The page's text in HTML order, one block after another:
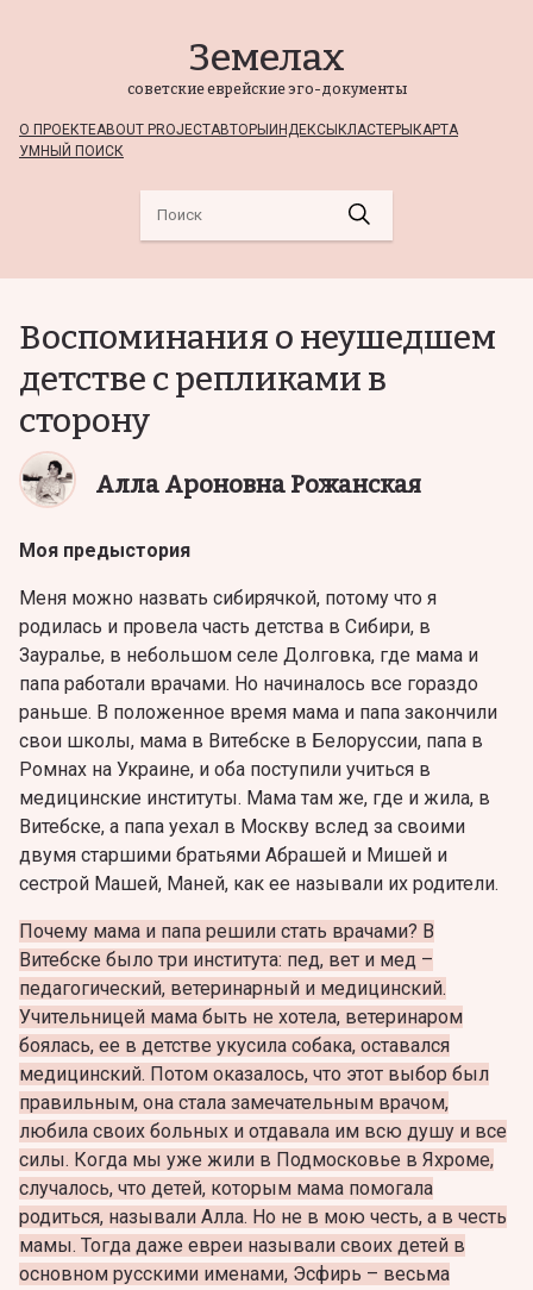
Земелах
советские еврейские эго-документы
О ПРОЕКТЕABOUT PROJECTАВТОРЫ ИНДЕКСЫ КЛАСТЕРЫ КАРТА
УМНЫЙ ПОИСК
Воспоминания о неушедшем
детстве с репликами в
сторону
Алла Ароновна Рожанская
Моя предыстория
Меня можно назвать сибирячкой, потому что я
родилась и провела часть детства в Сибири, в
Зауралье, в небольшом селе Долговка, где мама и
папа работали врачами. Но начиналось все гораздо
раньше. В положенное время мама и папа закончили
свои школы, мама в Витебске в Белоруссии, папа в
Ромнах на Украине, и оба поступили учиться в
медицинские институты. Мама там же, где и жила, в
Витебске, а папа уехал в Москву вслед за своими
двумя старшими братьями Абрашей и Мишей и
сестрой Машей, Маней, как ее называли их родители.
Почему мама и папа решили стать врачами? В
Витебске было три института: пед, вет и мед –
педагогический, ветеринарный и медицинский.
Учительницей мама быть не хотела, ветеринаром
боялась, ее в детстве укусила собака, оставался
медицинский. Потом оказалось, что этот выбор был
правильным, она стала замечательным врачом,
любила своих больных и отдавала им всю душу и все
силы. Когда мы уже жили в Подмосковье в Яхроме,
случалось, что детей, которым мама помогала
родиться, называли Алла. Но не в мою честь, а в честь
мамы. Тогда даже евреи называли своих детей в
основном русскими именами, Эсфирь – весьма